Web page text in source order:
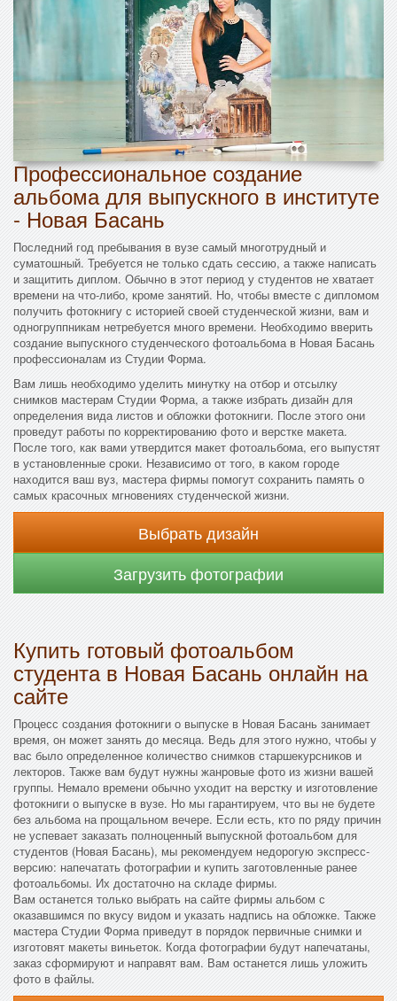
Профессиональное создание
альбома для выпускного в институте
- Новая Басань
Последний год пребывания в вузе самый многотрудный и
суматошный. Требуется не только сдать сессию, а также написать
и защитить диплом. Обычно в этот период у студентов не хватает
времени на что-либо, кроме занятий. Но, чтобы вместе с дипломом
получить фотокнигу с историей своей студенческой жизни, вам и
одногруппникам нетребуется много времени. Необходимо вверить
создание выпускного студенческого фотоальбома в Новая Басань
профессионалам из Студии Форма.
Вам лишь необходимо уделить минутку на отбор и отсылку
снимков мастерам Студии Форма, а также избрать дизайн для
определения вида листов и обложки фотокниги. После этого они
проведут работы по корректированию фото и верстке макета.
После того, как вами утвердится макет фотоальбома, его выпустят
в установленные сроки. Независимо от того, в каком городе
находится ваш вуз, мастера фирмы помогут сохранить память о
самых красочных мгновениях студенческой жизни.
Выбрать дизайн
Загрузить фотографии
Купить готовый фотоальбом
студента в Новая Басань онлайн на
сайте
Процесс создания фотокниги о выпуске в Новая Басань занимает
время, он может занять до месяца. Ведь для этого нужно, чтобы у
вас было определенное количество снимков старшекурсников и
лекторов. Также вам будут нужны жанровые фото из жизни вашей
группы. Немало времени обычно уходит на верстку и изготовление
фотокниги о выпуске в вузе. Но мы гарантируем, что вы не будете
без альбома на прощальном вечере. Если есть, кто по ряду причин
не успевает заказать полноценный выпускной фотоальбом для
студентов (Новая Басань), мы рекомендуем недорогую экспресс-
версию: напечатать фотографии и купить заготовленные ранее
фотоальбомы. Их достаточно на складе фирмы.
Вам останется только выбрать на сайте фирмы альбом с
оказавшимся по вкусу видом и указать надпись на обложке. Также
мастера Студии Форма приведут в порядок первичные снимки и
изготовят макеты виньеток. Когда фотографии будут напечатаны,
заказ сформируют и направят вам. Вам останется лишь уложить
фото в файлы.